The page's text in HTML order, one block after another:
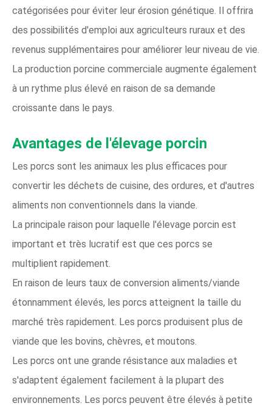
catégorisées pour éviter leur érosion génétique. Il offrira
des possibilités d'emploi aux agriculteurs ruraux et des
revenus supplémentaires pour améliorer leur niveau de vie.
La production porcine commerciale augmente également
à un rythme plus élevé en raison de sa demande
croissante dans le pays.
Avantages de l'élevage porcin
Les porcs sont les animaux les plus efficaces pour
convertir les déchets de cuisine, des ordures, et d'autres
aliments non conventionnels dans la viande.
La principale raison pour laquelle l'élevage porcin est
important et très lucratif est que ces porcs se
multiplient rapidement.
En raison de leurs taux de conversion aliments/viande
étonnamment élevés, les porcs atteignent la taille du
marché très rapidement. Les porcs produisent plus de
viande que les bovins, chèvres, et moutons.
Les porcs ont une grande résistance aux maladies et
s'adaptent également facilement à la plupart des
environnements. Les porcs peuvent être élevés à petite